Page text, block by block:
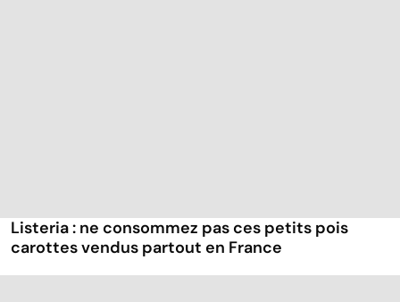
Listeria : ne consommez pas ces petits pois
carottes vendus partout en France